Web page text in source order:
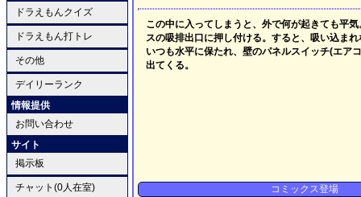
ドラえもんクイズ
ドラえもん打トレ
その他
デイリーランク
情報提供
お問い合わせ
サイト
掲示板
チャット(0人在室)
この中に入ってしまうと、外で何が起きても平
スの吸排出口に押し付ける。すると、吸い込ま
いつも水平に保たれ、壁のパネルスイッチ(エア
出てくる。
コミックス登場